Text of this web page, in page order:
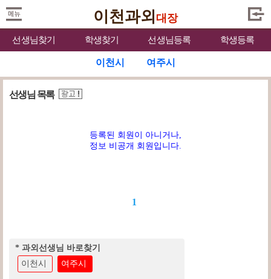
이천과외 대장
선생님찾기 학생찾기 선생님등록 학생등록
이천시 여주시
선생님 목록
등록된 회원이 아니거나,
정보 비공개 회원입니다.
1
* 과외선생님 바로찾기
이천시
여주시